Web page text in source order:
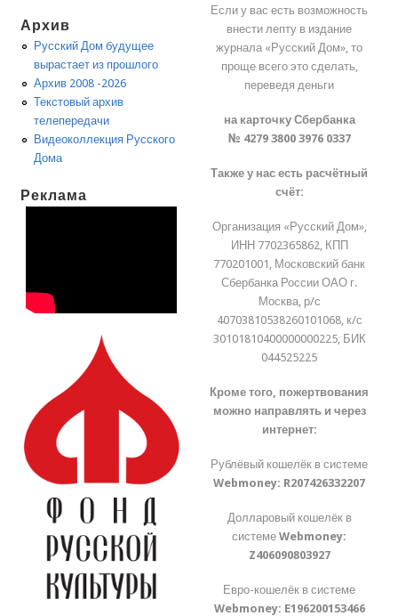
Архив
Русский Дом будущее
вырастает из прошлого
Архив 2008 -2026
Текстовый архив
телепередачи
Видеоколлекция Русского
Дома
Реклама
Если у вас есть возможность
внести лепту в издание
журнала «Русский Дом», то
проще всего это сделать,
переведя деньги
на карточку Сбербанка
№ 4279 3800 3976 0337
Также у нас есть расчётный
счёт:
Организация «Русский Дом»,
ИНН 7702365862, КПП
770201001, Московский банк
Сбербанка России ОАО г.
Москва, р/с
40703810538260101068, к/с
30101810400000000225, БИК
044525225
Кроме того, пожертвования
можно направлять и через
интернет:
Рублёвый кошелёк в системе
Webmoney: R207426332207
Долларовый кошелёк в
системеWebmoney:
Z406090803927
Евро-кошелёк в системе
Webmoney: E196200153466